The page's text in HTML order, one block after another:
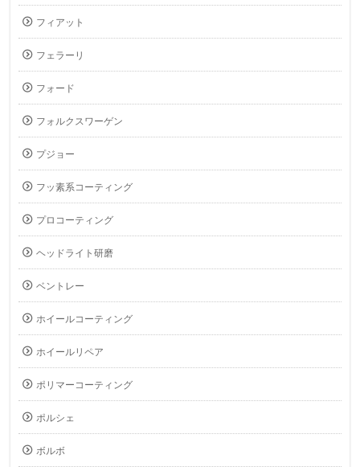
フィアット
フェラーリ
フォード
フォルクスワーゲン
プジョー
フッ素系コーティング
プロコーティング
ヘッドライト研磨
ベントレー
ホイールコーティング
ホイールリペア
ポリマーコーティング
ポルシェ
ボルボ